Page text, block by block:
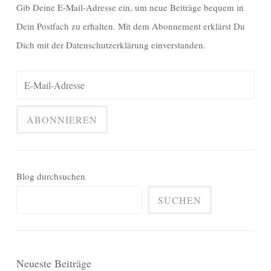
Gib Deine E-Mail-Adresse ein, um neue Beiträge bequem in
Dein Postfach zu erhalten. Mit dem Abonnement erklärst Du
Dich mit der Datenschutzerklärung einverstanden.
Blog durchsuchen
SUCHEN
Neueste Beiträge